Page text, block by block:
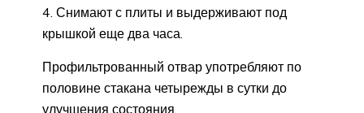
Снимают с плиты и выдерживают под
крышкой еще два часа.
Профильтрованный отвар употребляют по
половине стакана четырежды в сутки до
улучшения состояния.